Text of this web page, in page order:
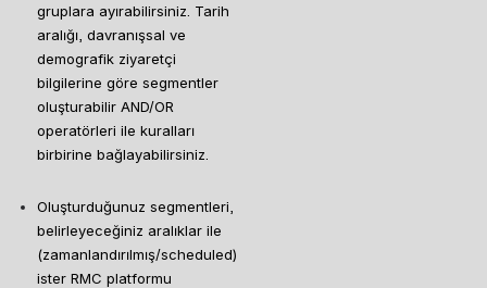
gruplara ayırabilirsiniz. Tarih
aralığı, davranışsal ve
demografik ziyaretçi
bilgilerine göre segmentler
oluşturabilir AND/OR
operatörleri ile kuralları
birbirine bağlayabilirsiniz.
Oluşturduğunuz segmentleri,
belirleyeceğiniz aralıklar ile
(zamanlandırılmış/scheduled)
ister RMC platformu